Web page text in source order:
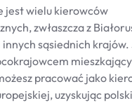
jest wielu kierowców
zwłaszcza z
innych sąsiednich krajów.
pracować jako
uzyskując